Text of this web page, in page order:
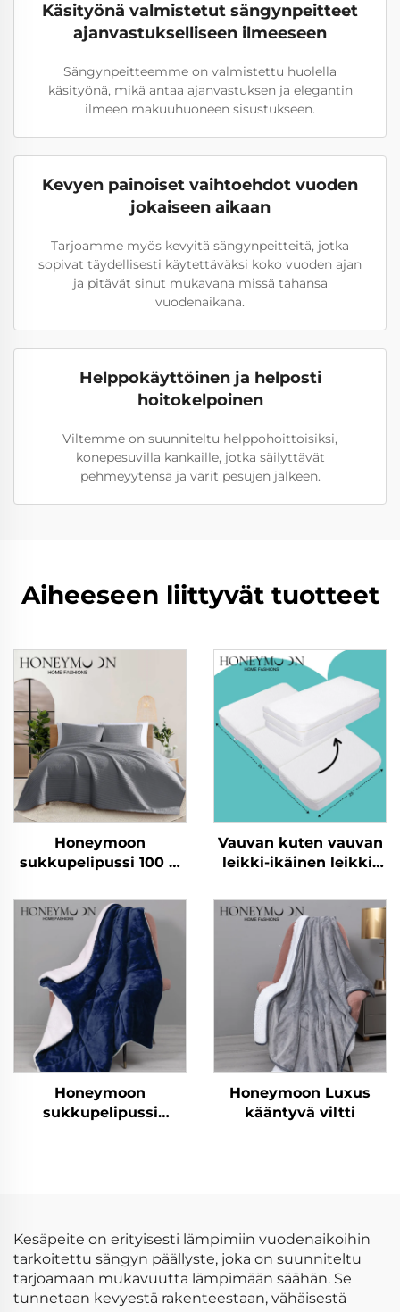
Käsityönä valmistetut sängynpeitteet
ajanvastukselliseen ilmeeseen
Sängynpeitteemme on valmistettu huolella
käsityönä, mikä antaa ajanvastuksen ja elegantin
ilmeen makuuhuoneen sisustukseen.
Kevyen painoiset vaihtoehdot vuoden
jokaiseen aikaan
Tarjoamme myös kevyitä sängynpeitteitä, jotka
sopivat täydellisesti käytettäväksi koko vuoden ajan
ja pitävät sinut mukavana missä tahansa
vuodenaikana.
Helppokäyttöinen ja helposti
hoitokelpoinen
Viltemme on suunniteltu helppohoittoisiksi,
konepesuvilla kankaille, jotka säilyttävät
pehmeyytensä ja värit pesujen jälkeen.
Aiheeseen liittyvät tuotteet
Honeymoon
sukkupelipussi 100 %
mikrokuituvilla
peitevillas
Vauvan kuten vauvan
leikki-ikäinen leikki-
ryömimisikäinen
liitännäisikäinen
taittuvan liitännäisen
liitännäismatto
Honeymoon
sukkupelipussi
villaheittävä peite
Honeymoon Luxus
kääntyvä viltti
Kesäpeite on erityisesti lämpimiin vuodenaikoihin
tarkoitettu sängyn päällyste, joka on suunniteltu
tarjoamaan mukavuutta lämpimään säähän. Se
tunnetaan kevyestä rakenteestaan, vähäisestä